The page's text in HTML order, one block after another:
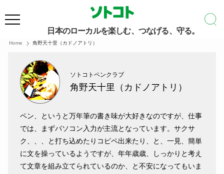
日本のローカルを楽しむ、つなげる、守る。
Home 角野天十里（カドノアトリ）
ソトコトペンクラブ
角野天十里（カドノアトリ）
ペン、というと万年筆の書き味が大好きなのですが、仕事
では、まずパソコン入力が主流となっています。サクサ
ク、、、と打ち込めたりコピペ出来たり、と、一見、簡単
に文を操っているようですが、年年歳歳、しっかりと考え
て文章を組み立てられているのか、と不安になってもいま